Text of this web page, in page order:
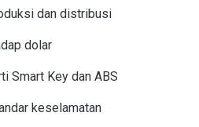
dan distribusi
dolar
Smart Key dan ABS
keselamatan